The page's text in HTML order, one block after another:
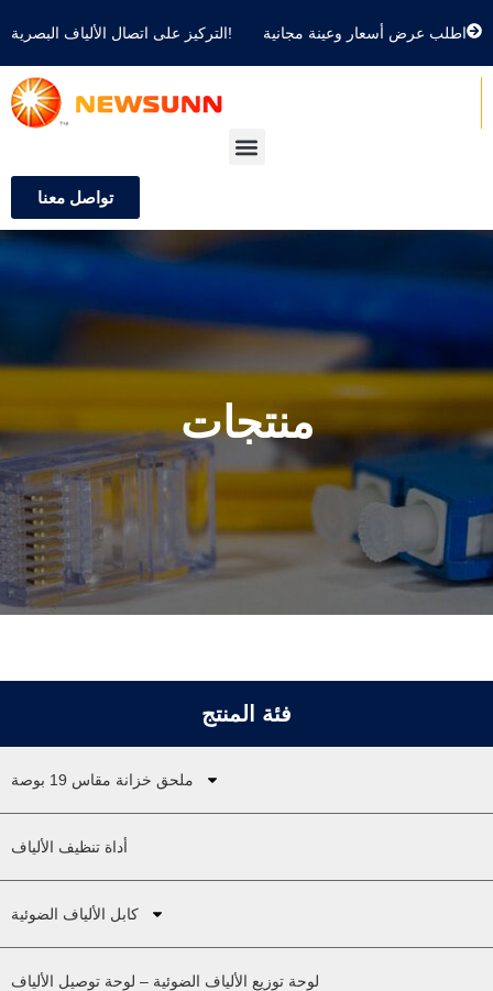
التركيز على اتصال الألياف البصرية! اطلب عرض أسعار وعينة مجانية
تواصل معنا
منتجات
فئة المنتج
ملحق خزانة مقاس 19 بوصة
أداة تنظيف الألياف
كابل الألياف الضوئية
لوحة توزيع الألياف الضوئية – لوحة توصيل الألياف